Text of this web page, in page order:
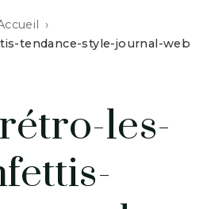
tendance-style-journal-web
les-